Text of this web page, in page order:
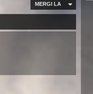
MERGI LA